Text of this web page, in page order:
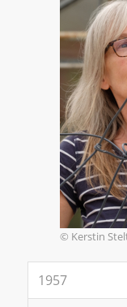
© Kerstin
1957